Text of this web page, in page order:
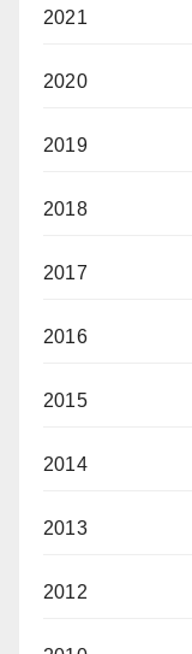
2021
2020
2019
2018
2017
2016
2015
2014
2013
2012